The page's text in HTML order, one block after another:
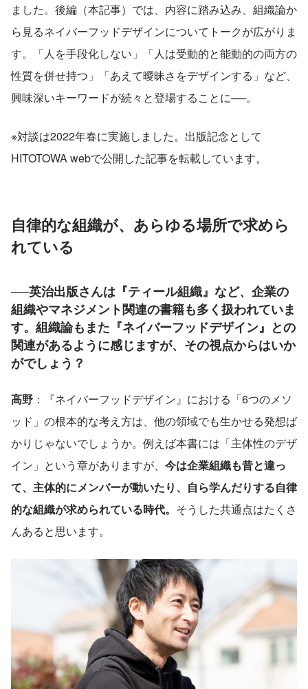
ました。後編（本記事）では、内容に踏み込み、組織論か
ら見るネイバーフッドデザインについてトークが広がりま
す。「人を手段化しない」「人は受動的と能動的の両方の
性質を併せ持つ」「あえて曖昧さをデザインする」など、
興味深いキーワードが続々と登場することに──。
※対談は2022年春に実施しました。出版記念として
HITOTOWA webで公開した記事を転載しています。
自律的な組織が、あらゆる場所で求めら
れている
──英治出版さんは『ティール組織』など、企業の
組織やマネジメント関連の書籍も多く扱われていま
す。組織論もまた『ネイバーフッドデザイン』との
関連があるように感じますが、その視点からはいか
がでしょう？
高野 ：『ネイバーフッドデザイン』における「6つのメソ
ッド」の根本的な考え方は、他の領域でも生かせる発想ば
かりじゃないでしょうか。例えば本書には「主体性のデザ
イン」という章がありますが、 今は企業組織も昔と違っ
て、主体的にメンバーが動いたり、自ら学んだりする自律
的な組織が求められている時代。 そうした共通点はたくさ
んあると思います。